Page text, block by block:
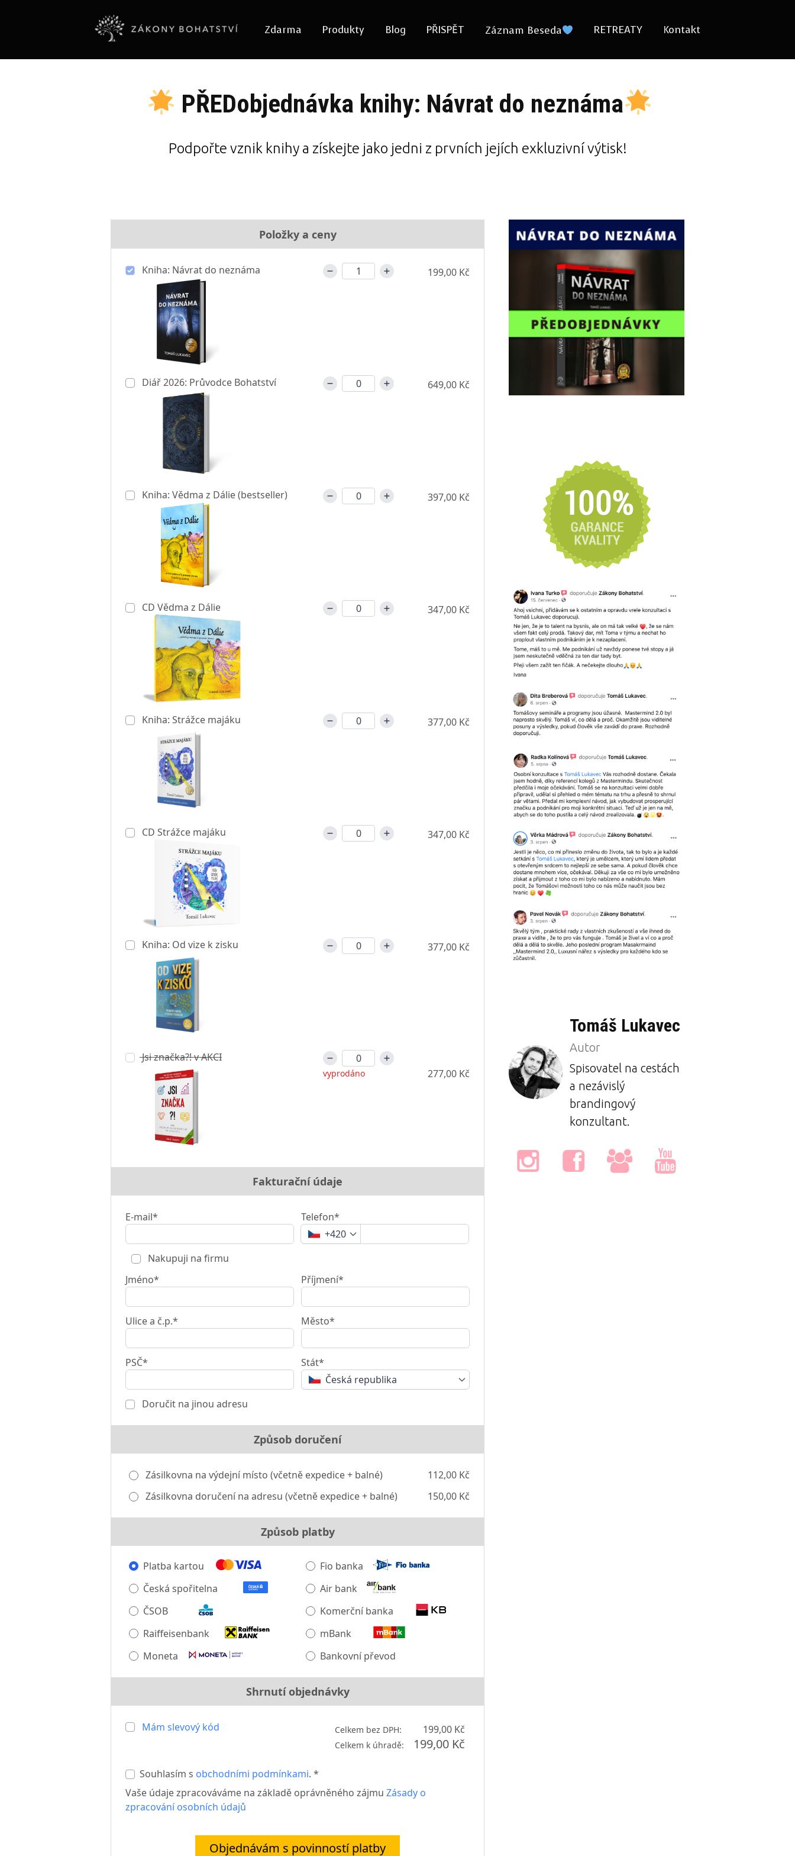
Zdarma Produkty Blog PŘISPĚT Záznam Beseda RETREATY Kontakt
PŘEDobjednávka knihy: Návrat do neznáma
Podpořte vznik knihy a získejte jako jedni z prvních jejích exkluzivní výtisk!
Položky a ceny
Kniha: Návrat do neznáma 199,00 Kč
Diář 2026: Průvodce Bohatství 649,00 Kč
Kniha: Vědma z Dálie (bestseller) 397,00 Kč
CD Vědma z Dálie 347,00 Kč
Kniha: Strážce majáku 377,00 Kč
CD Strážce majáku 347,00 Kč
Kniha: Od vize k zisku 377,00 Kč
Jsi značka?! v AKCI
vyprodáno 277,00 Kč
Fakturační údaje
E-mail*
Telefon*
+420
Nakupuji na firmu
Jméno*
Příjmení*
Ulice a č.p.* Město*
PSČ*
Stát*
Česká republika
Doručit na jinou adresu
Způsob doručení
Zásilkovna na výdejní místo (včetně expedice + balné)
112,00 Kč
Zásilkovna doručení na adresu (včetně expedice + balné)
150,00 Kč
Způsob platby
Platba kartou
Fio banka
Česká spořitelna
Air bank
ČSOB
Komerční banka
Raiffeisenbank
mBank
Moneta
Bankovní převod
Shrnutí objednávky
Mám slevový kód Celkem bez DPH: 199,00 Kč
Celkem k úhradě: 199,00 Kč
Souhlasím s obchodními podmínkami. *
Vaše údaje zpracováváme na základě oprávněného zájmu Zásady o
zpracování osobních údajů
Objednávám s povinností platby
Tomáš Lukavec
Autor
Spisovatel na cestách
a nezávislý
brandingový
konzultant.